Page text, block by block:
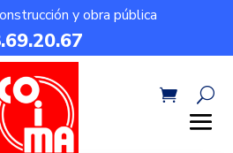
y obra pública